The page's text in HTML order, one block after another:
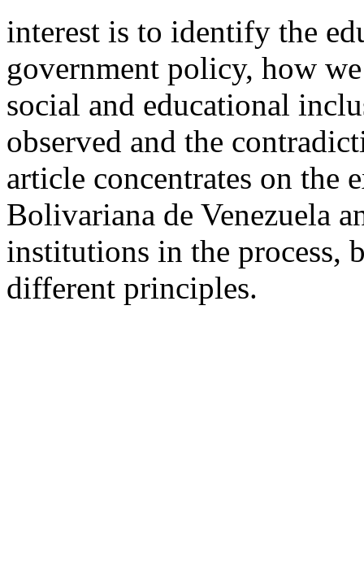
interest is to identify the
government policy, how
social and educational
observed and the
article concentrates on the
Bolivariana de Venezuela
institutions in the process,
different principles.